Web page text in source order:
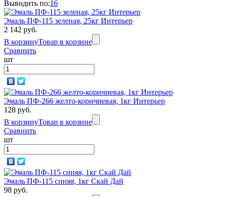
Выводить по:16
Эмаль ПФ-115 зеленая, 25кг Интерьер
2 142 руб.
В корзинуТовар в корзине
Сравнить
шт
Эмаль ПФ-266 желто-коричневая, 1кг Интерьер
128 руб.
В корзинуТовар в корзине
Сравнить
шт
Эмаль ПФ-115 синяя, 1кг Скай Дай
98 руб.